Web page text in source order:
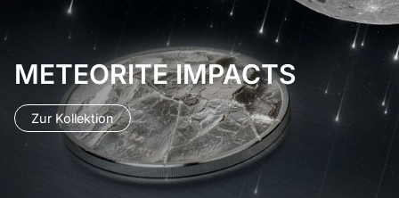
METEORITE IMPACTS
Zur Kollektion